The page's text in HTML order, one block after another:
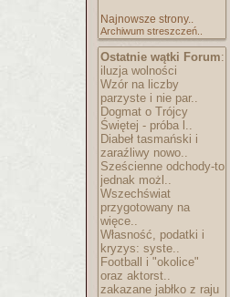
Najnowsze strony..
Archiwum streszczeń..
Ostatnie wątki Forum:
iluzja wolności
Wzór na liczby
parzyste i nie par..
Dogmat o Trójcy
Świętej - próba l..
Diabeł tasmański i
zaraźliwy nowo..
Sześcienne odchody-to
jednak możl..
Wszechświat
przygotowany na
więce..
Własność, podatki i
kryzys: syste..
Football i "okolice"
oraz aktorst..
zakazane jabłko z raju